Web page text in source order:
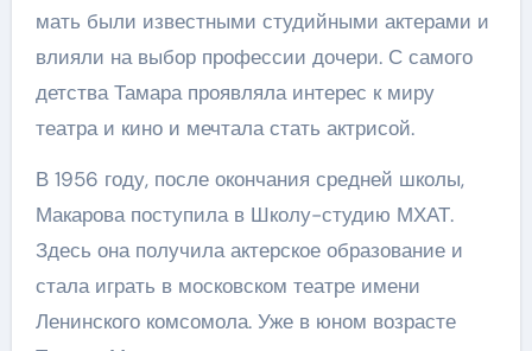
мать были известными студийными актерами и
влияли на выбор профессии дочери. С самого
детства Тамара проявляла интерес к миру
театра и кино и мечтала стать актрисой.
В 1956 году, после окончания средней школы,
Макарова поступила в Школу-студию МХАТ.
Здесь она получила актерское образование и
стала играть в московском театре имени
Ленинского комсомола. Уже в юном возрасте